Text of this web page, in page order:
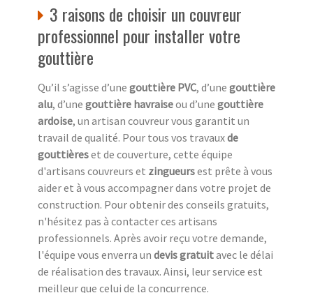
3 raisons de choisir un couvreur
professionnel pour installer votre
gouttière
Qu’il s’agisse d’une gouttière PVC, d’une gouttière
alu, d’une gouttière havraiseou d’une gouttière
ardoise, un artisan couvreur vous garantit un
travail de qualité. Pour tous vos travauxde
gouttièreset de couverture, cette équipe
d'artisans couvreurs et zingueursest prête à vous
aider et à vous accompagner dans votre projet de
construction. Pour obtenir des conseils gratuits,
n'hésitez pas à contacter ces artisans
professionnels. Après avoir reçu votre demande,
l'équipe vous enverra un devis gratuitavec le délai
de réalisation des travaux. Ainsi, leur service est
meilleur que celui de la concurrence.